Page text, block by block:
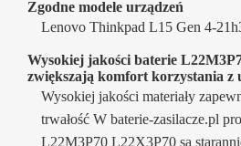
Zgodne modele urządzeń
Lenovo Thinkpad L15 Gen 4-
Wysokiej jakości baterie
zwiększają komfort korzystania z
Wysokiej jakości materiały
trwałość W baterie-zasilacze.pl
L22M3P70 L22X3P70 są